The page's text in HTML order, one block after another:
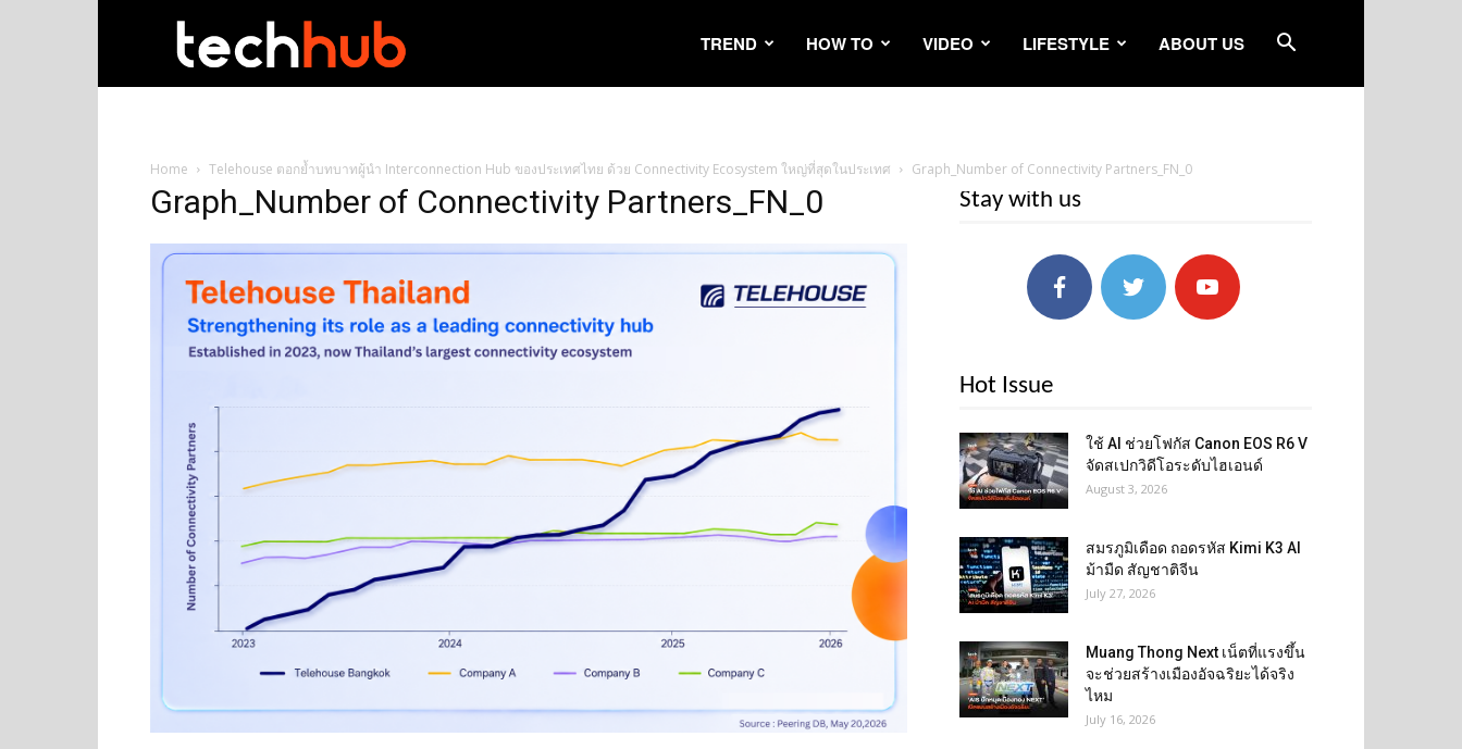
TREND HOW TO VIDEO LIFESTYLE ABOUT US
Home Telehouse ตอกย้ำบทบาทผู้นำ Interconnection Hub ของประเทศไทย ด้วย Connectivity Ecosystem ใหญ่ที่สุดในประเทศ Graph_Number of Connectivity Partners_FN_0
Graph_Number of Connectivity Partners_FN_0 Stay with us
Hot Issue
ใช้ AI ช่วยโฟกัส Canon EOS R6 V
จัดสเปกวิดีโอระดับไฮเอนด์
August 3, 2026
สมรภูมิเดือด ถอดรหัส Kimi K3 AI
ม้ามืด สัญชาติจีน
July 27, 2026
Muang Thong Next เน็ตที่แรงขึ้น
จะช่วยสร้างเมืองอัจฉริยะได้จริง
ไหม
July 16, 2026